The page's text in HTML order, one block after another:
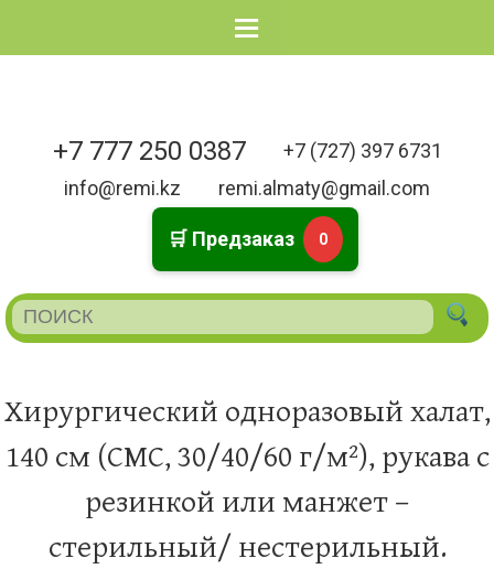
+7 777 250 0387
+7 (727) 397 6731
info@remi.kz
remi.almaty@gmail.com
🛒 Предзаказ 0
Хирургический одноразовый халат,
140 см (СМС, 30/40/60 г/м²), рукава с
резинкой или манжет –
стерильный/ нестерильный.